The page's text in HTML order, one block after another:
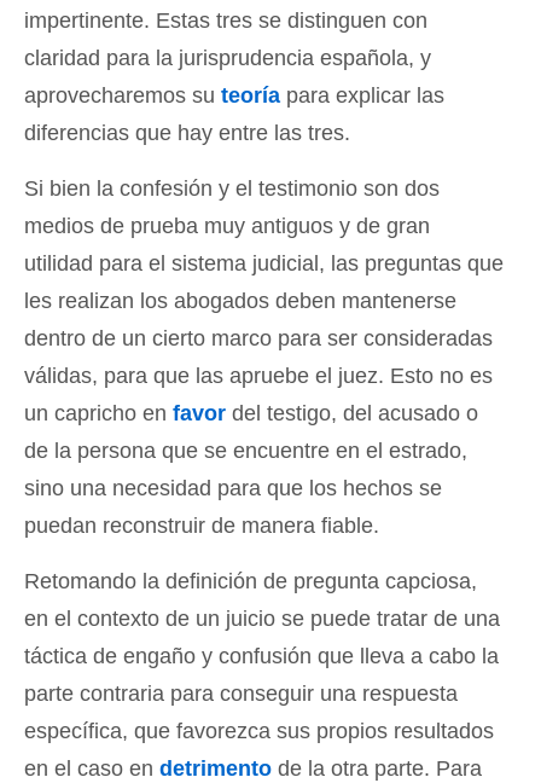
impertinente. Estas tres se distinguen con
claridad para la jurisprudencia española, y
aprovecharemos su teoría para explicar las
diferencias que hay entre las tres.
Si bien la confesión y el testimonio son dos
medios de prueba muy antiguos y de gran
utilidad para el sistema judicial, las preguntas que
les realizan los abogados deben mantenerse
dentro de un cierto marco para ser consideradas
válidas, para que las apruebe el juez. Esto no es
un capricho en favor del testigo, del acusado o
de la persona que se encuentre en el estrado,
sino una necesidad para que los hechos se
puedan reconstruir de manera fiable.
Retomando la definición de pregunta capciosa,
en el contexto de un juicio se puede tratar de una
táctica de engaño y confusión que lleva a cabo la
parte contraria para conseguir una respuesta
específica, que favorezca sus propios resultados
en el caso en detrimento de la otra parte. Para